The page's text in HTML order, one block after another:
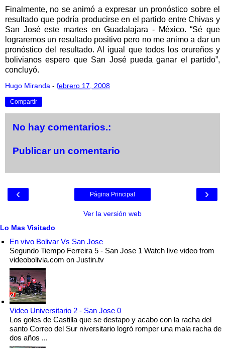
Finalmente, no se animó a expresar un pronóstico sobre el
resultado que podría producirse en el partido entre Chivas y
San José este martes en Guadalajara - México. “Sé que
lograremos un resultado positivo pero no me animo a dar un
pronóstico del resultado. Al igual que todos los orureños y
bolivianos espero que San José pueda ganar el partido”,
concluyó.
Hugo Miranda - febrero 17, 2008
Compartir
No hay comentarios.:
Publicar un comentario
‹ ›
Página Principal
Ver la versión web
Lo Mas Visitado
En vivo Bolivar Vs San Jose
Segundo Tiempo Ferreira 5 - San Jose 1 Watch live video from
videobolivia.com on Justin.tv
Video Universitario 2 - San Jose 0
Los goles de Castilla que se destapo y acabo con la racha del
santo Correo del Sur niversitario logró romper una mala racha de
dos años ...